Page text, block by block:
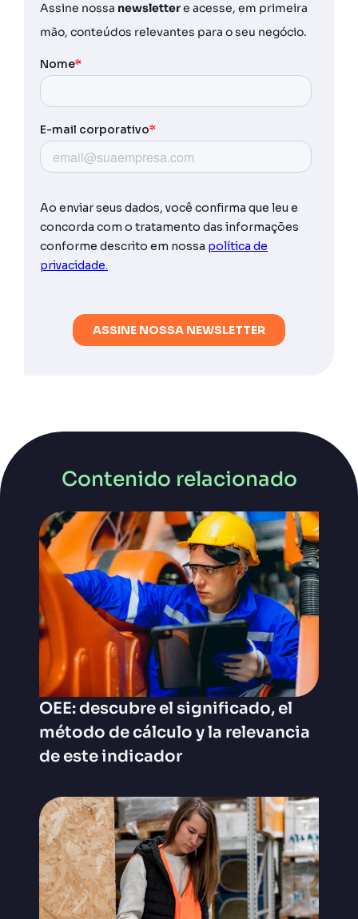
Assine nossa newslettere acesse, em primeira
mão, conteúdos relevantes para o seu negócio.
Contenido relacionado
OEE: descubre el significado, el
método de cálculo y la relevancia
de este indicador